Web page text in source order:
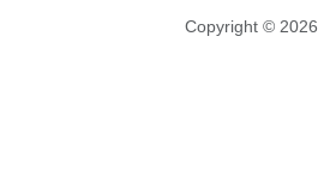
Copyright © 2026